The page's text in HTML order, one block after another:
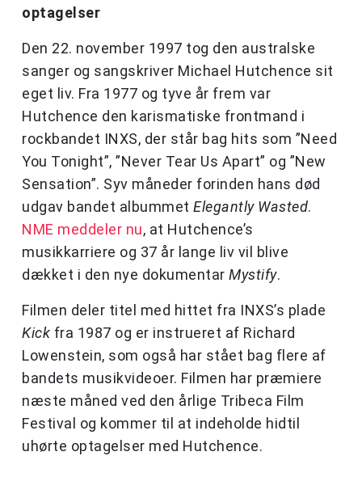
optagelser
Den 22. november 1997 tog den australske
sanger og sangskriver Michael Hutchence sit
eget liv. Fra 1977 og tyve år frem var
Hutchence den karismatiske frontmand i
rockbandet INXS, der står bag hits som ”Need
You Tonight”, ”Never Tear Us Apart” og ”New
Sensation”. Syv måneder forinden hans død
udgav bandet albummet Elegantly Wasted.
NME meddeler nu, at Hutchence’s
musikkarriere og 37 år lange liv vil blive
dækket i den nye dokumentar Mystify.
Filmen deler titel med hittet fra INXS’s plade
Kick fra 1987 og er instrueret af Richard
Lowenstein, som også har stået bag flere af
bandets musikvideoer. Filmen har præmiere
næste måned ved den årlige Tribeca Film
Festival og kommer til at indeholde hidtil
uhørte optagelser med Hutchence.